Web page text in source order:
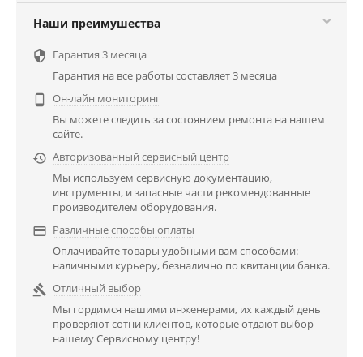
Наши преимушества
 Гарантия 3 месяца
Гарантия на все работы составляет 3 месяца

Он-лайн мониторинг
Вы можете следить за состоянием ремонта на нашем
сайте.
 Авторизованный сервисный центр
Мы используем сервисную документацию,
инструменты, и запасные части рекомендованные
производителем оборудования.
 Различные способы оплаты
Оплачивайте товары удобными вам способами:
наличными курьеру, безналично по квитанции банка.
 Отличный выбор
Мы гордимся нашими инженерами, их каждый день
проверяют сотни клиентов, которые отдают выбор
нашему Сервисному центру!